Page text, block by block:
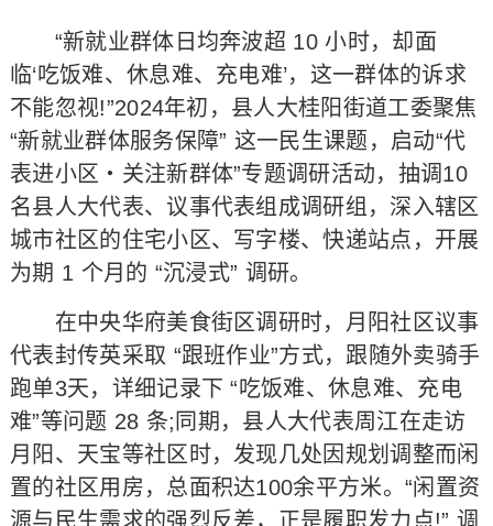
“新就业群体日均奔波超 10 小时，却面
临‘吃饭难、休息难、充电难’，这一群体的诉求
不能忽视!”2024年初，县人大桂阳街道工委聚焦
“新就业群体服务保障” 这一民生课题，启动“代
表进小区・关注新群体”专题调研活动，抽调10
名县人大代表、议事代表组成调研组，深入辖区
城市社区的住宅小区、写字楼、快递站点，开展
为期 1 个月的 “沉浸式” 调研。​
在中央华府美食街区调研时，月阳社区议事
代表封传英采取 “跟班作业”方式，跟随外卖骑手
跑单3天，详细记录下 “吃饭难、休息难、充电
难”等问题 28 条;同期，县人大代表周江在走访
月阳、天宝等社区时，发现几处因规划调整而闲
置的社区用房，总面积达100余平方米。“闲置资
源与民生需求的强烈反差，正是履职发力点!” 调